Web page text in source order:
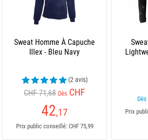
Sweat Homme À Capuche
Illex - Bleu Navy
(2 avis)
CHF 71,68 Dès CHF
42,17
Prix public conseillé: CHF 75,99
Dès
Prix